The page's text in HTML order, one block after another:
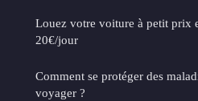
Louez votre voiture à petit prix
20€/jour
Comment se protéger des
voyager ?